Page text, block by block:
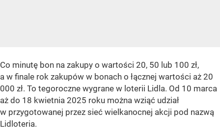
Co minutę bon na zakupy o wartości 20, 50 lub 100 zł,
a w finale rok zakupów w bonach o łącznej wartości aż 20
000 zł. To tegoroczne wygrane w loterii Lidla. Od 10 marca
aż do 18 kwietnia 2025 roku można wziąć udział
w przygotowanej przez sieć wielkanocnej akcji pod nazwą
Lidloteria.